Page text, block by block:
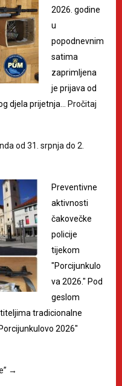
2026. godine
u
popodnevnim
satima
zaprimljena
je prijava od
djela prijetnja… Pročitaj
od 31. srpnja do 2.
Preventivne
aktivnosti
čakovečke
policije
tijekom
"Porcijunkulo
va 2026." Pod
geslom
tradicionalne
2026"
→